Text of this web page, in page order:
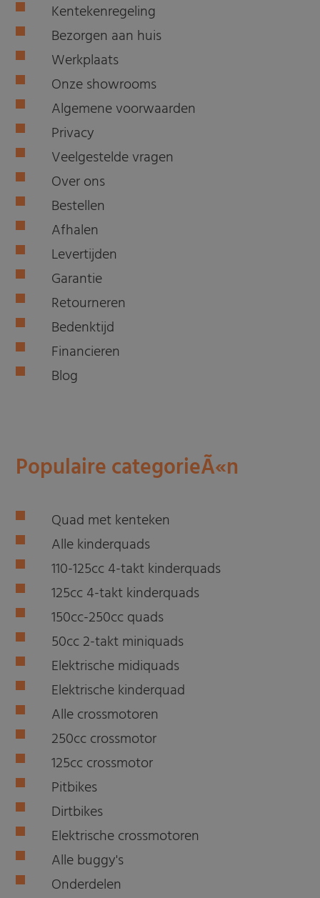
Kentekenregeling
Bezorgen aan huis
Werkplaats
Onze showrooms
Algemene voorwaarden
Privacy
Veelgestelde vragen
Over ons
Bestellen
Afhalen
Levertijden
Garantie
Retourneren
Bedenktijd
Financieren
Blog
Populaire categorieÃ«n
Quad met kenteken
Alle kinderquads
110-125cc 4-takt kinderquads
125cc 4-takt kinderquads
150cc-250cc quads
50cc 2-takt miniquads
Elektrische midiquads
Elektrische kinderquad
Alle crossmotoren
250cc crossmotor
125cc crossmotor
Pitbikes
Dirtbikes
Elektrische crossmotoren
Alle buggy's
Onderdelen